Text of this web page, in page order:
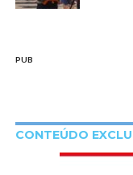
PUB
CONTEÚDO